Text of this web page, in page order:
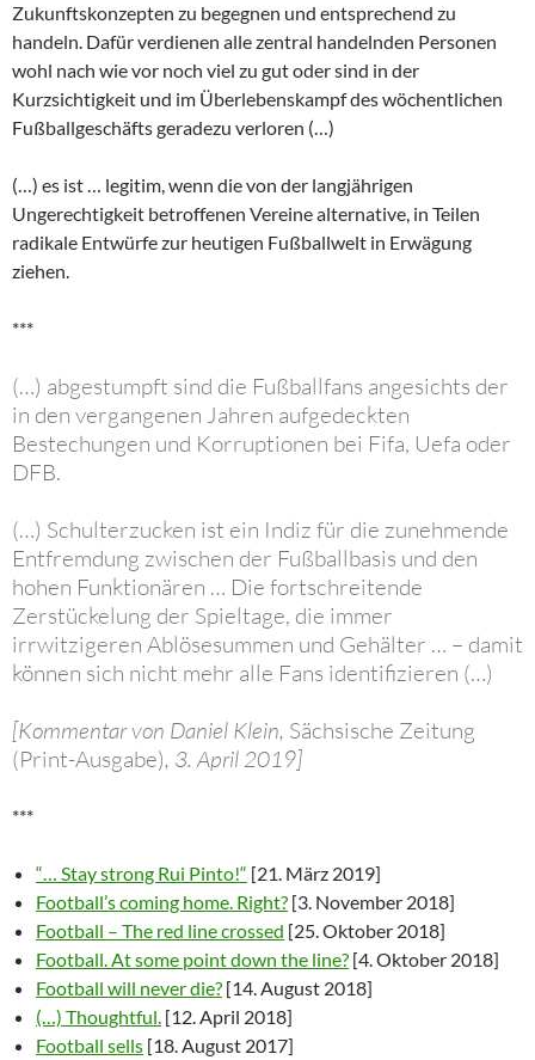
Zukunftskonzepten zu begegnen und entsprechend zu
handeln. Dafür verdienen alle zentral handelnden Personen
wohl nach wie vor noch viel zu gut oder sind in der
Kurzsichtigkeit und im Überlebenskampf des wöchentlichen
Fußballgeschäfts geradezu verloren (…)
(…) es ist … legitim, wenn die von der langjährigen
Ungerechtigkeit betroffenen Vereine alternative, in Teilen
radikale Entwürfe zur heutigen Fußballwelt in Erwägung
ziehen.
***
(…) abgestumpft sind die Fußballfans angesichts der
in den vergangenen Jahren aufgedeckten
Bestechungen und Korruptionen bei Fifa, Uefa oder
DFB.
(…) Schulterzucken ist ein Indiz für die zunehmende
Entfremdung zwischen der Fußballbasis und den
hohen Funktionären … Die fortschreitende
Zerstückelung der Spieltage, die immer
irrwitzigeren Ablösesummen und Gehälter … – damit
können sich nicht mehr alle Fans identifizieren (…)
[Kommentar von Daniel Klein, Sächsische Zeitung
(Print-Ausgabe), 3. April 2019]
***
“… Stay strong Rui Pinto!“ [21. März 2019]
Football’s coming home. Right? [3. November 2018]
Football – The red line crossed [25. Oktober 2018]
Football. At some point down the line? [4. Oktober 2018]
Football will never die? [14. August 2018]
(…) Thoughtful. [12. April 2018]
Football sells [18. August 2017]